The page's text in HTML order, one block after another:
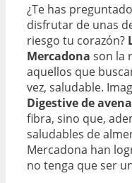
¿Te has
disfrutar de unas
riesgo tu corazón?
Mercadona son la
aquellos que
vez, saludable.
Digestive de avena
fibra, sino que,
saludables de
Mercadona han
no tenga que ser